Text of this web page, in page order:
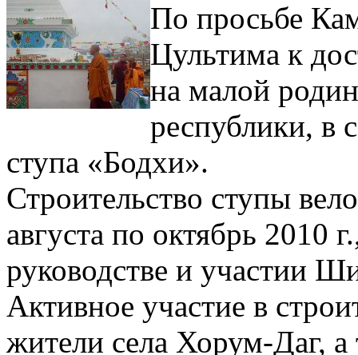
По просьбе
Цультима к
на малой
республики, в
ступа «Бодхи».
Строительство ступы
августа по октябрь 2010
руководстве и участии
Активное участие в
жители села Хорум-Даг,